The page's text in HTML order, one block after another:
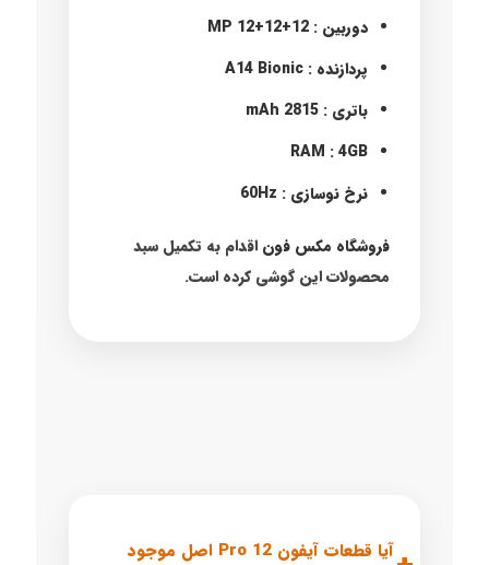
دوربین : 12+12+12 MP
پردازنده : A14 Bionic
باتری : 2815 mAh
RAM : 4GB
نرخ نوسازی : 60Hz
فروشگاه مکس فون اقدام به تکمیل سبد
محصولات این گوشی کرده است.
آیا قطعات آیفون 12 Pro اصل موجود